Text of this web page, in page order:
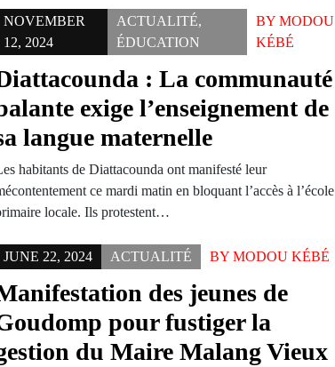
NOVEMBER
12, 2024
ACTUALITÉ,
ÉDUCATION
BYMODOU
KÉBÉ
: La communauté
exige l’enseignement de
langue maternelle
habitants de Diattacounda ont manifesté leur
ce mardi matin en bloquant l’accès à l’école
locale. Ils protestent…
JUNE 22, 2024 ACTUALITÉ BY MODOU KÉBÉ
des jeunes de
pour fustiger la
du Maire Malang Vieux